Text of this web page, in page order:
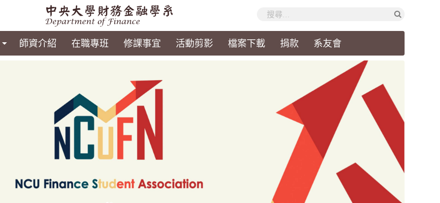
師資介紹 在職專班 修課事宜 活動剪影 檔案下載 捐款 系友會